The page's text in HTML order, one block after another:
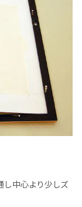
中心より少しズ